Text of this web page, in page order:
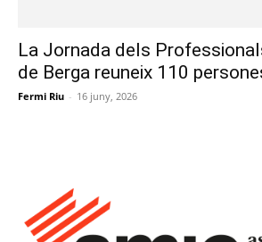
La Jornada dels
de Berga reuneix 110
Fermi Riu - 16 juny, 2026